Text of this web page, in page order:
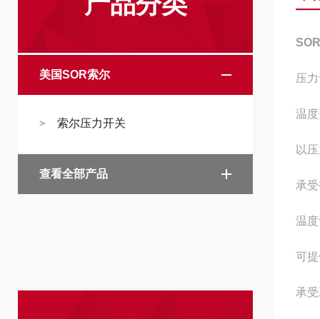
美国SOR索尔
索尔压力开关
查看全部产品
压
温
以
承
温
可
承